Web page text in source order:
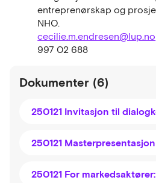
entreprenørskap og
NHO.
cecilie.m.endresen@lup.no
997 02 688
Dokumenter (6)